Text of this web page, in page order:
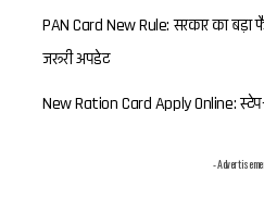
PAN Card New Rule: सरकार का बड़ा
जरूरी अपडेट
New Ration Card Apply Online: स्टेप-
-